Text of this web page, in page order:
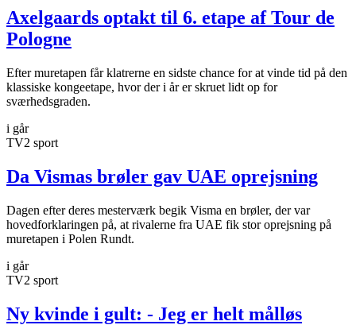
Axelgaards optakt til 6. etape af Tour de
Pologne
Efter muretapen får klatrerne en sidste chance for at vinde tid på den
klassiske kongeetape, hvor der i år er skruet lidt op for
sværhedsgraden.
i går
TV2 sport
Da Vismas brøler gav UAE oprejsning
Dagen efter deres mesterværk begik Visma en brøler, der var
hovedforklaringen på, at rivalerne fra UAE fik stor oprejsning på
muretapen i Polen Rundt.
i går
TV2 sport
Ny kvinde i gult: - Jeg er helt målløs